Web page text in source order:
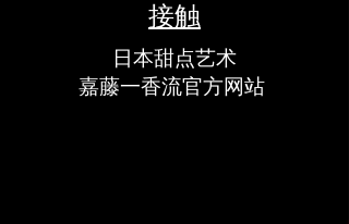
接触
日本甜点艺术
​嘉藤一香流官方网站